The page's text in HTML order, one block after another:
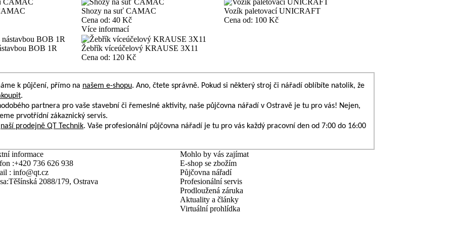
Shozy na suť CAMAC
Cena od: 40 Kč
Vozík paletovací UNICRAFT
Cena od: 100 Kč
BOB 1R
Více informací
Žebřík víceúčelový KRAUSE 3X11
Cena od: 120 Kč
k půjčení, přímo na našem e-shopu. Ano, čtete správně. Pokud si některý stroj či nářadí oblíbíte natolik, že
.
partnera pro vaše stavební či řemeslné aktivity, naše půjčovna nářadí v Ostravě je tu pro vás! Nejen,
prvotřídní zákaznický servis.
naší prodejně QT Technik. Vaše profesionální půjčovna nářadí je tu pro vás každý pracovní den od 7:00 do 16:00
informace
:+420 736 626 938
: info@qt.cz
Těšínská 2088/179, Ostrava
Mohlo by vás zajímat
E-shop se zbožím
Půjčovna nářadí
Profesionální servis
Prodloužená záruka
Aktuality a články
Virtuální prohlídka